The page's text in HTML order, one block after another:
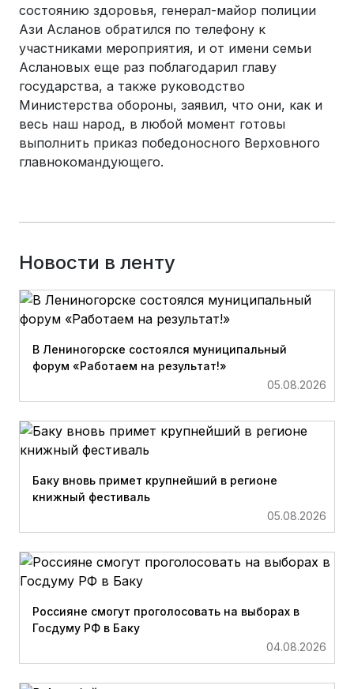
состоянию здоровья, генерал-майор полиции
Ази Асланов обратился по телефону к
участниками мероприятия, и от имени семьи
Аслановых еще раз поблагодарил главу
государства, а также руководство
Министерства обороны, заявил, что они, как и
весь наш народ, в любой момент готовы
выполнить приказ победоносного Верховного
главнокомандующего.
Новости в ленту
В Лениногорске состоялся муниципальный
форум «Работаем на результат!»
05.08.2026
Баку вновь примет крупнейший в регионе
книжный фестиваль
05.08.2026
Россияне смогут проголосовать на выборах в
Госдуму РФ в Баку
04.08.2026